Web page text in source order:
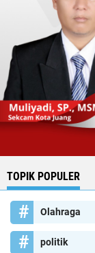
TOPIK POPULER
Olahraga
politik